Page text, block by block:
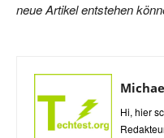
neue Artikel entstehen
Hi, hier